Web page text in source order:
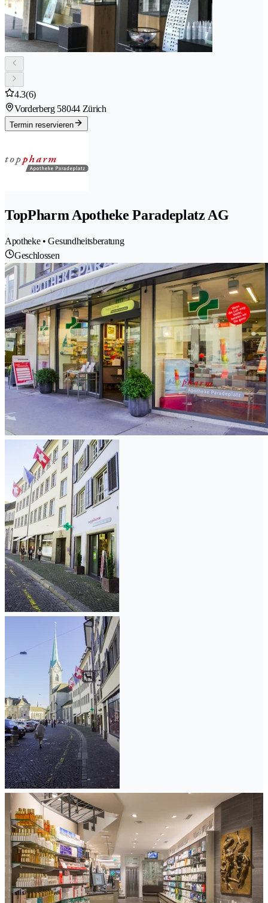
4.3(6)
Vorderberg 58044 Zürich
Termin reservieren
TopPharm Apotheke Paradeplatz AG
Apotheke • Gesundheitsberatung
Geschlossen